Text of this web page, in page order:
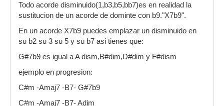
Todo acorde disminuido(1,b3,b5,bb7)es en realidad la
sustitucion de un acorde de dominte con b9."X7b9".
En un acorde X7b9 puedes emplazar un disminuido en
su b2 su 3 su 5 y su b7 asi tienes que:
G#7b9 es igual a A dism,B#dim,D#dim y F#dism
ejemplo en progresion:
C#m -Amaj7 -B7- G#7b9
C#m -Amaj7 -B7- Adim